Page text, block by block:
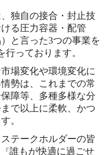
独自の接合・封止技
る圧力容器・配管
と言った3つの事業を
行っております。
場変化や環境変化に
勢は、これまでの常
障等、 多種多様な分
で以上に柔軟、かつ
。
テークホルダーの皆
『誰もが快適に過ごせ